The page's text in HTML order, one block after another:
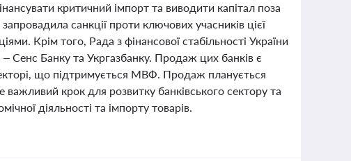
критичний імпорт та виводити капітал поза
санкції проти ключових учасників цієї
Крім того, Рада з фінансової стабільності України
Сенс Банку та Укргазбанку. Продаж цих банків є
що підтримується МВФ. Продаж планується
крок для розвитку банківського сектору та
діяльності та імпорту товарів.